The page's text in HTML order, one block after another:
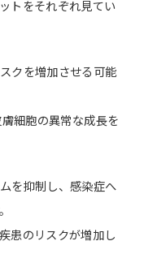
トをそれぞれ見てい
クを増加させる可能
細胞の異常な成長を
を抑制し、感染症へ
患のリスクが増加し